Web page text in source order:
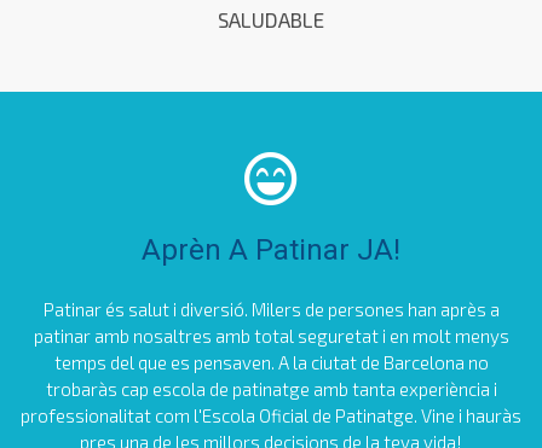
SALUDABLE
Aprèn A Patinar JA!
Patinar és salut i diversió. Milers de persones han après a
patinar amb nosaltres amb total seguretat i en molt menys
temps del que es pensaven. A la ciutat de Barcelona no
trobaràs cap escola de patinatge amb tanta experiència i
professionalitat com l'Escola Oficial de Patinatge. Vine i hauràs
pres una de les millors decisions de la teva vida!